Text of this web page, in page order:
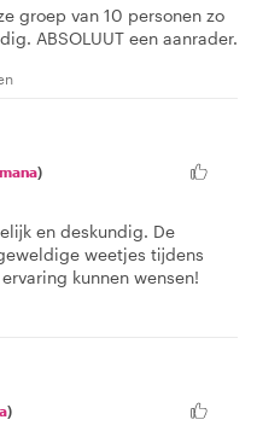
groep van 10 personen zo
ABSOLUUT een aanrader.
)
en deskundig. De
weetjes tijdens
kunnen wensen!
)